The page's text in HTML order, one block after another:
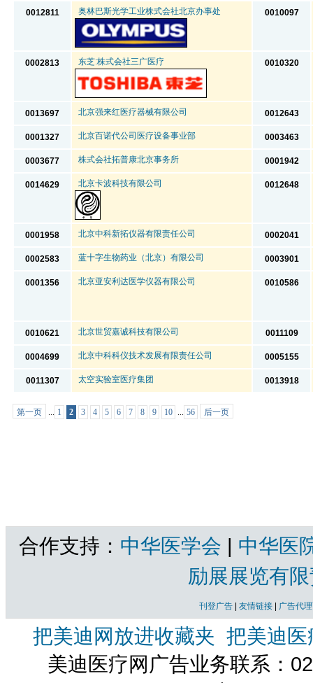
0012811 奥林巴斯光学工业株式会社北京办事处 0010097
0002813 东芝:株式会社三广医疗 0010320
0013697 北京强来红医疗器械有限公司 0012643
0001327 北京百诺代公司医疗设备事业部 0003463
0003677 株式会社拓普康北京事务所 0001942
0014629 北京卡波科技有限公司 0012648
0001958 北京中科新拓仪器有限责任公司 0002041
0002583 蓝十字生物药业（北京）有限公司 0003901
0001356 北京亚安利达医学仪器有限公司 0010586
0010621 北京世贸嘉诚科技有限公司 0011109
0004699 北京中科科仪技术发展有限责任公司 0005155
0011307 太空实验室医疗集团 0013918
第一页 ... 1 2 3 4 5 6 7 8 9 10 ... 56 后一页
合作支持： 中华医学会 | 中华医
励展展览有
刊登广告 友情链接 广告代
把美迪网放进收藏夹 把美迪
美迪医疗网广告业务联系：